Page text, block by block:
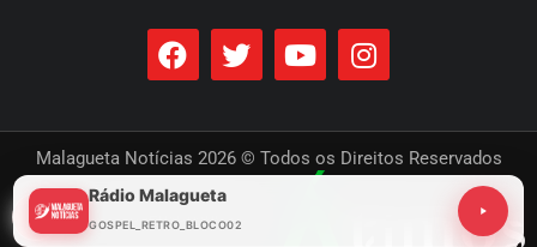
Malagueta Notícias 2026 © Todos os Direitos Reservados
Desenvolvido por
Rádio Malagueta
GOSPEL_RETRO_BLOCO02